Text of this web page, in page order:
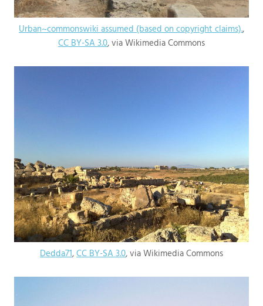
Urban~commonswiki assumed (based on copyright claims).,
CC BY-SA 3.0, via Wikimedia Commons
Dedda71,CC BY-SA 3.0, via Wikimedia Commons